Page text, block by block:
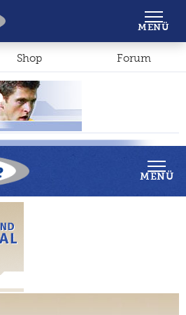
Shop Forum
MENÜ